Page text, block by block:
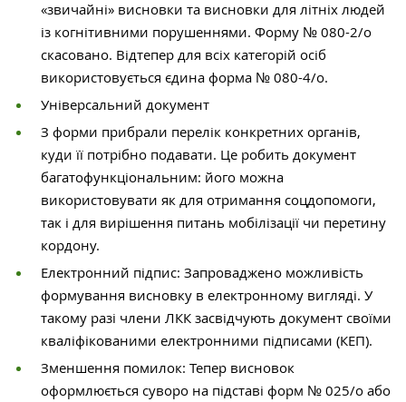
«звичайні» висновки та висновки для літніх людей
із когнітивними порушеннями. Форму № 080-2/о
скасовано. Відтепер для всіх категорій осіб
використовується єдина форма № 080-4/о.
Універсальний документ
З форми прибрали перелік конкретних органів,
куди її потрібно подавати. Це робить документ
багатофункціональним: його можна
використовувати як для отримання соцдопомоги,
так і для вирішення питань мобілізації чи перетину
кордону.
Електронний підпис: Запроваджено можливість
формування висновку в електронному вигляді. У
такому разі члени ЛКК засвідчують документ своїми
кваліфікованими електронними підписами (КЕП).
Зменшення помилок: Тепер висновок
оформлюється суворо на підставі форм № 025/о або